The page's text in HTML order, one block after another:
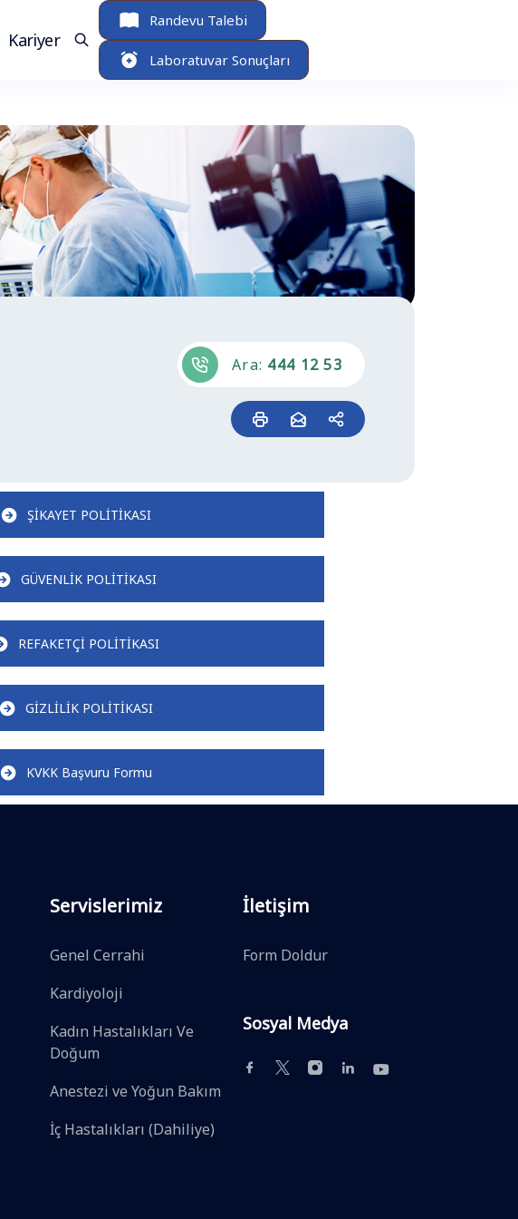
Kariyer
Randevu Talebi
Laboratuvar Sonuçları
Ara: 444 12 53
ŞİKAYET POLİTİKASI
GÜVENLİK POLİTİKASI
REFAKETÇİ POLİTİKASI
GİZLİLİK POLİTİKASI
KVKK Başvuru Formu
Servislerimiz
Genel Cerrahi
Kardiyoloji
Kadın Hastalıkları Ve
Doğum
Anestezi ve Yoğun Bakım
İç Hastalıkları (Dahiliye)
İletişim
Form Doldur
Sosyal Medya